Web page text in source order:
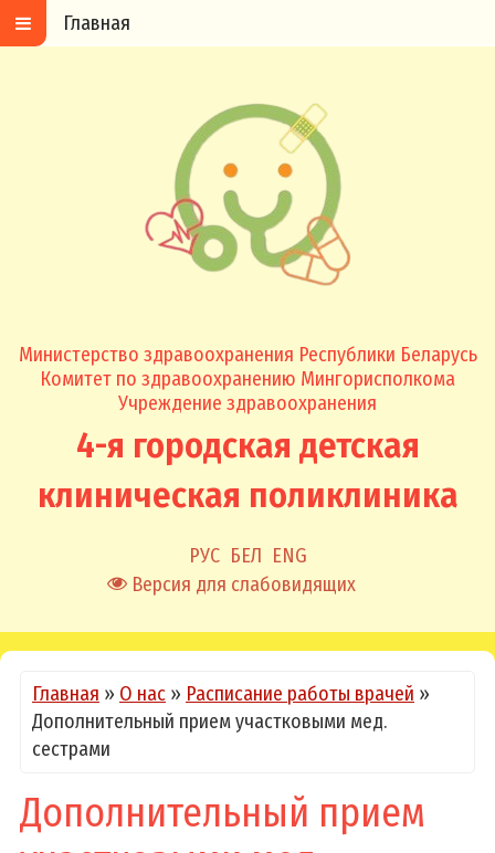
Министерство здравоохранения Республики Беларусь
Комитет по здравоохранению Мингорисполкома
Учреждение здравоохранения
4-я городская детская
клиническая поликлиника
РУС БЕЛ ENG
Версия для слабовидящих
Главная
Главная » О нас » Расписание работы врачей »
Дополнительный прием участковыми мед.
сестрами
Дополнительный прием